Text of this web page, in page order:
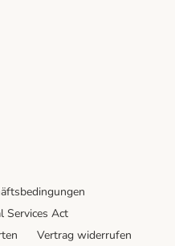
Services Act
Vertrag widerrufen